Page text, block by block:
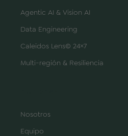
Agentic AI & Vision AI
Data Engineering
Caleidos Lens© 24×7
Multi-región & Resiliencia
Nosotros
Equipo